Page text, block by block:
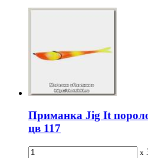
Приманка Jig It
цв 117
x